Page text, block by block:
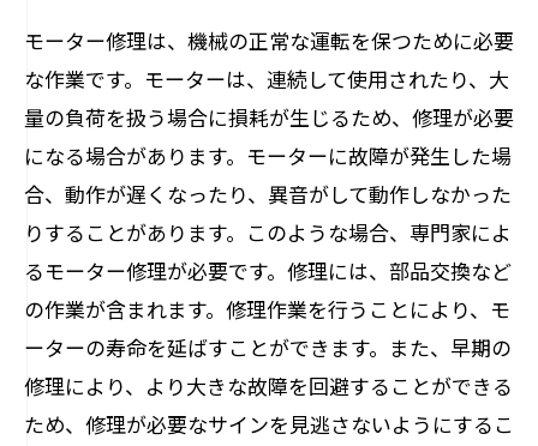
モーター修理は、機械の正常な運転を保つために必要
な作業です。モーターは、連続して使用されたり、大
量の負荷を扱う場合に損耗が生じるため、修理が必要
になる場合があります。モーターに故障が発生した場
合、動作が遅くなったり、異音がして動作しなかった
りすることがあります。このような場合、専門家によ
るモーター修理が必要です。修理には、部品交換など
の作業が含まれます。修理作業を行うことにより、モ
ーターの寿命を延ばすことができます。また、早期の
修理により、より大きな故障を回避することができる
ため、修理が必要なサインを見逃さないようにするこ